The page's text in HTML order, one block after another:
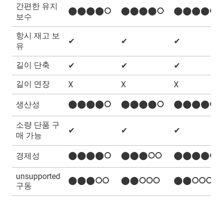
간편한 유지
보수
⬤⬤⬤⬤⭘ ⬤⬤⬤⬤⭘ ⬤⬤⬤⬤⭘
항시 재고 보
유
✔ ✔ ✔
길이 단축 ✔ ✔
✔
길이 연장
X X X
생산성 ⬤⬤⬤⬤⭘ ⬤⬤⬤⬤⭘ ⬤⬤⬤⬤⭘
소량 단품 구
매 가능
✔ ✔ ✔
경제성 ⬤⬤⬤⬤⭘ ⬤⬤⬤⭘⭘ ⬤⬤⬤⬤⭘
unsupported
구동
⬤⬤⬤⭘⭘ ⬤⬤⭘⭘⭘ ⬤⬤⭘⭘⭘